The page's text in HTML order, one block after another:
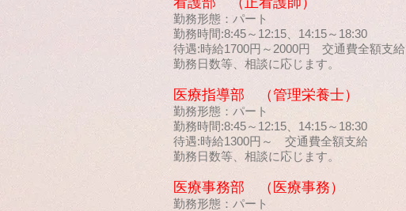
勤務形態：パート
勤務時間:8:45～12:15、14:15～18:30
待遇:時給1700円～2000円 交通費全額支給
勤務日数等、相談に応じます。
医療指導部 （管理栄養士）
勤務形態：パート
勤務時間:8:45～12:15、14:15～18:30
待遇:時給1300円～ 交通費全額支給
勤務日数等、相談に応じます。
医療事務部 （医療事務）
勤務形態：パート